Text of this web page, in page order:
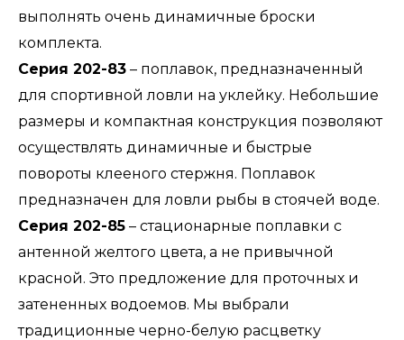
выполнять очень динамичные броски
комплекта.
Серия 202-83 – поплавок, предназначенный
для спортивной ловли на уклейку. Небольшие
размеры и компактная конструкция позволяют
осуществлять динамичные и быстрые
повороты клееного стержня. Поплавок
предназначен для ловли рыбы в стоячей воде.
Серия 202-85 – стационарные поплавки с
антенной желтого цвета, а не привычной
красной. Это предложение для проточных и
затененных водоемов. Мы выбрали
традиционные черно-белую расцветку